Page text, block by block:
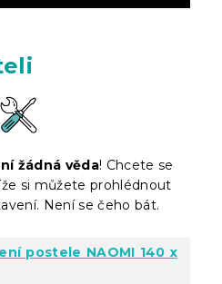
žádná věda! Chcete se
si můžete prohlédnout
Není se čeho bát.
postele NAOMI 140 x